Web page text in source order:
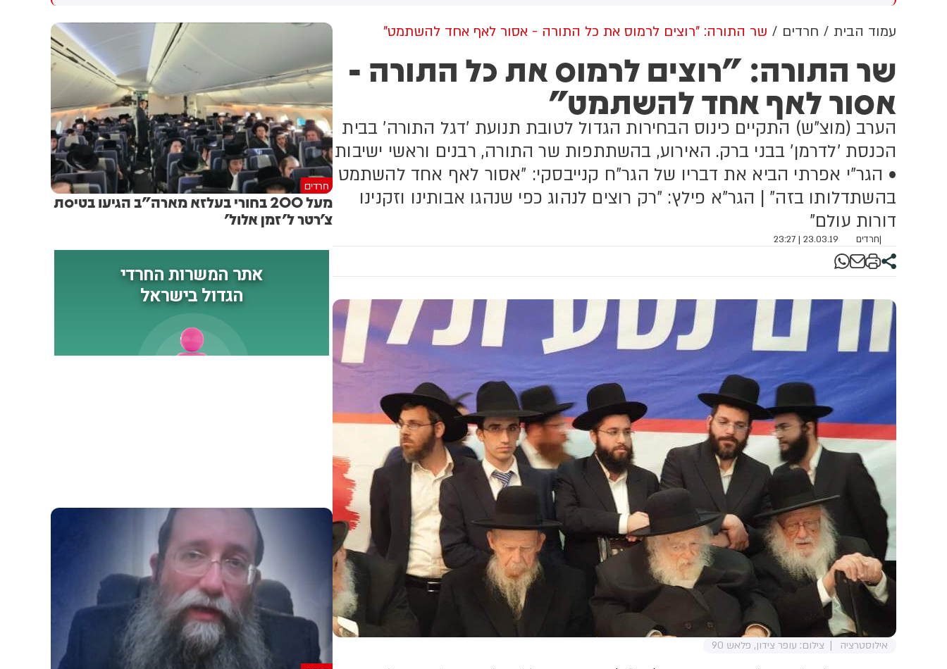
לי על פינוי 1,700 משפחות
בקרוב
האזרחי. המהלך תלוי באישור
מוסדות המפלגה, לקראת ועידת
באוגוסט
עמוד הבית חרדים שר התורה: "רוצים לרמוס את כל התורה - אסור לאף אחד להשתמט"
שר התורה: "רוצים לרמוס את כל התורה -
אסור לאף אחד להשתמט"
הערב (מוצ"ש) התקיים כינוס הבחירות הגדול לטובת תנועת 'דגל התורה' בבית
הכנסת 'לדרמן' בבני ברק. האירוע, בהשתתפות שר התורה, רבנים וראשי ישיבות
• הגר"י אפרתי הביא את דבריו של הגר"ח קנייבסקי: "אסור לאף אחד להשתמט
בהשתדלותו בזה" | הגר"א פילץ: "רק רוצים לנהוג כפי שנהגו אבותינו וזקנינו
דורות עולם"
|חרדים 23.03.19 | 23:27
אילוסטרציה צילום: עופר צידון, פלאש 90
חרדים
מעל 200 בחורי בעלזא מארה"ב הגיעו בטיסת
צ'רטר ל'זמן אלול'